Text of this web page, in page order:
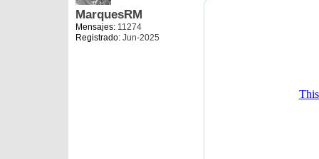
MarquesRM
Mensajes: 11274
Registrado: Jun-2025